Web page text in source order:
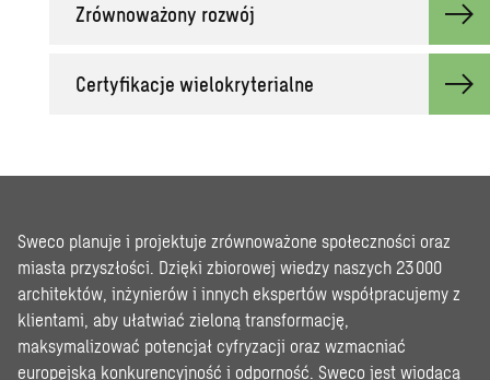
Zrównoważony rozwój
Certyfikacje wielokryterialne
Sweco planuje i projektuje zrównoważone społeczności oraz
miasta przyszłości. Dzięki zbiorowej wiedzy naszych 23 000
architektów, inżynierów i innych ekspertów współpracujemy z
klientami, aby ułatwiać zieloną transformację,
maksymalizować potencjał cyfryzacji oraz wzmacniać
europejską konkurencyjność i odporność. Sweco jest wiodącą